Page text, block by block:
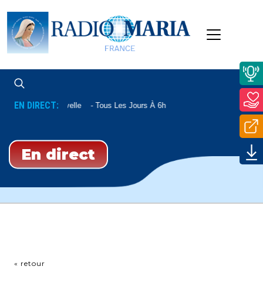
EN DIRECT:
Aube Nouvelle Tous Les Jours À 6h
En direct
« retour